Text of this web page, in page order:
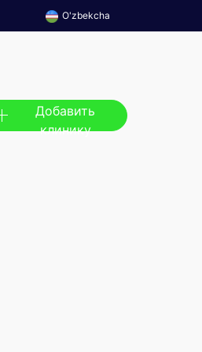
O'zbekcha
Добавить
клинику